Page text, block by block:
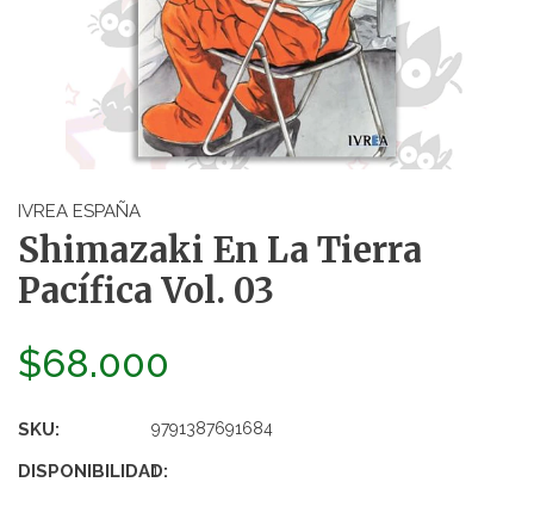
IVREA ESPAÑA
Shimazaki En La Tierra
Pacífica Vol. 03
$68.000
SKU: 9791387691684
DISPONIBILIDAD:
1